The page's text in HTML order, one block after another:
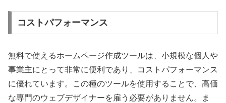
コストパフォーマンス
無料で使えるホームページ作成ツールは、小規模な個人や
事業主にとって非常に便利であり、コストパフォーマンス
に優れています。この種のツールを使用することで、高価
な専門のウェブデザイナーを雇う必要がありません。ま